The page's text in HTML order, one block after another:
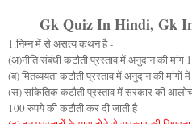
Gk Quiz In Hindi, Gk
1.निम्न में से असत्य कथन है -
(अ)नीति संबंधी कटौती प्रस्ताव में अनुदान की मांग
(ब) मितव्ययता कटौती प्रस्ताव में अनुदान की मांगों
(स) सांकेतिक कटौती प्रस्ताव में सरकार की
100 रुपये की कटौती कर दी जाती है